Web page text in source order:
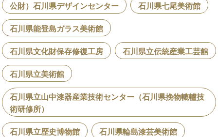
公財）石川県デザインセンター 石川県七尾美術館
石川県能登島ガラス美術館
石川県文化財保存修復工房 石川県立伝統産業工芸館
石川県立美術館
石川県立山中漆器産業技術センター（石川県挽物轆轤技
術研修所）
石川県立歴史博物館 石川県輪島漆芸美術館